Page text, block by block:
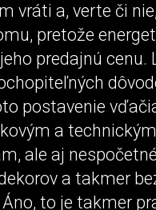
vráti a, verte či
pretože
predajnú cenu.
postavenie
a technickým
ale aj
a takmer
to je takmer